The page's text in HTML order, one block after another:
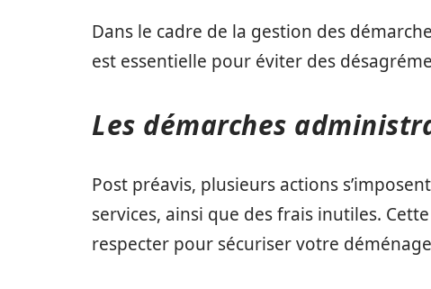
Dans le cadre de la gestion des
est essentielle pour éviter des
Les démarches
Post préavis, plusieurs actions
services, ainsi que des frais inutiles.
respecter pour sécuriser votre